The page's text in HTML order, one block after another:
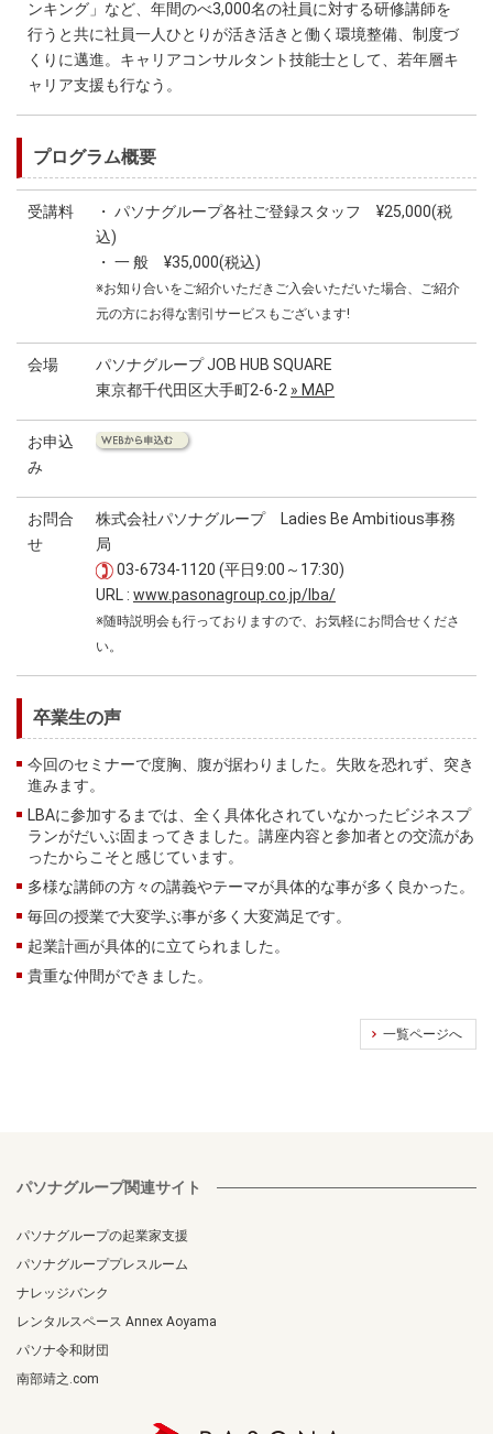
ンキング」など、年間のべ3,000名の社員に対する研修講師を
行うと共に社員一人ひとりが活き活きと働く環境整備、制度づ
くりに邁進。キャリアコンサルタント技能士として、若年層キ
ャリア支援も行なう。
プログラム概要
受講料
・ パソナグループ各社ご登録スタッフ ¥25,000(税
込)
・ 一 般 ¥35,000(税込)
※お知り合いをご紹介いただきご入会いただいた場合、ご紹介
元の方にお得な割引サービスもございます!
会場
パソナグループ JOB HUB SQUARE
東京都千代田区大手町2-6-2 » MAP
お申込
み
お問合
せ
株式会社パソナグループ Ladies Be Ambitious事務
局
03-6734-1120 (平日9:00～17:30)
URL : www.pasonagroup.co.jp/lba/
※随時説明会も行っておりますので、お気軽にお問合せくださ
い。
卒業生の声
今回のセミナーで度胸、腹が据わりました。失敗を恐れず、突き
進みます。
LBAに参加するまでは、全く具体化されていなかったビジネスプ
ランがだいぶ固まってきました。講座内容と参加者との交流があ
ったからこそと感じています。
多様な講師の方々の講義やテーマが具体的な事が多く良かった。
毎回の授業で大変学ぶ事が多く大変満足です。
起業計画が具体的に立てられました。
貴重な仲間ができました。
一覧ページへ
パソナグループ関連サイト
パソナグループの起業家支援
パソナグループプレスルーム
ナレッジバンク
レンタルスペース Annex Aoyama
パソナ令和財団
南部靖之.com